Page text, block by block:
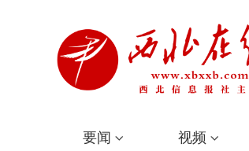
要闻 视频